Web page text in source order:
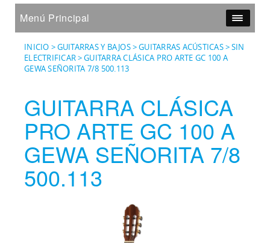
Menú Principal
INICIO >GUITARRAS Y BAJOS>GUITARRAS ACÚSTICAS>SIN
ELECTRIFICAR>GUITARRA CLÁSICA PRO ARTE GC 100 A
GEWA SEÑORITA 7/8 500.113
GUITARRA CLÁSICA
PRO ARTE GC 100 A
GEWA SEÑORITA 7/8
500.113